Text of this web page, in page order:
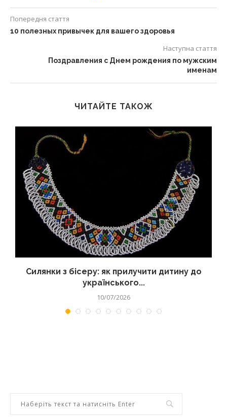
Попередня стаття
10 полезных привычек для вашего здоровья
Наступна стаття
Поздравления с Днем рождения по мужским
именам
ЧИТАЙТЕ ТАКОЖ
Силянки з бісеру: як прилучити дитину до
українського...
10/07/2026